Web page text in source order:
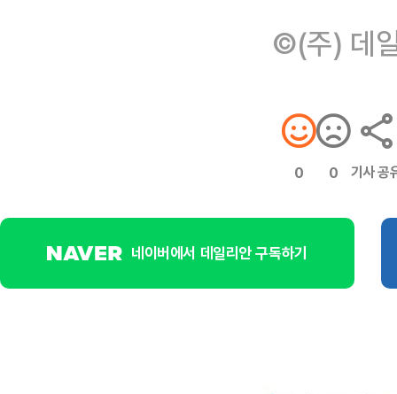
©(주) 데
0 0 기사 공
네이버에서 데일리안 구독하기